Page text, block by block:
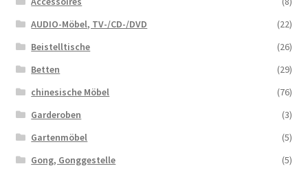
AUDIO-Möbel, TV-/CD-/DVD
(22)
Beistelltische
(26)
Betten
(29)
chinesische Möbel
(76)
Garderoben
(3)
Gartenmöbel
(5)
Gong, Gonggestelle
(5)